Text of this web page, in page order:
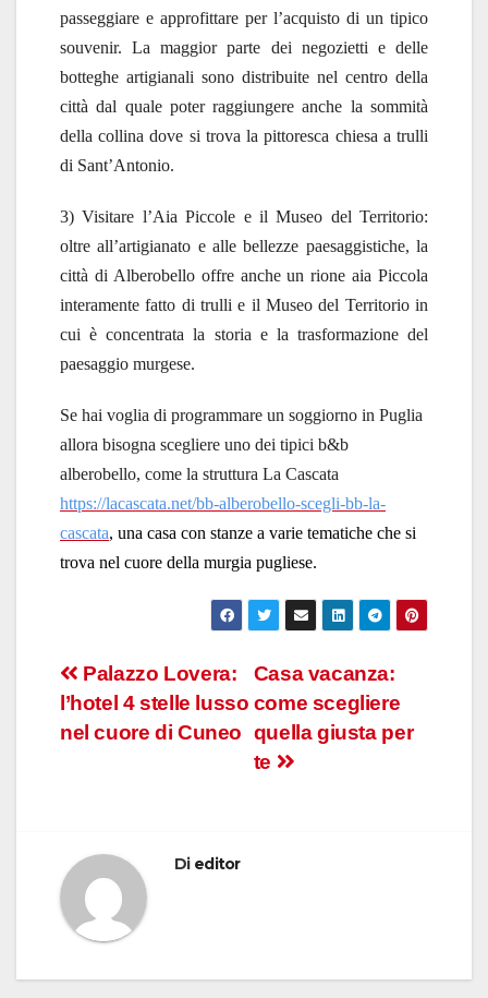
passeggiare e approfittare per l’acquisto di un tipico
souvenir. La maggior parte dei negozietti e delle
botteghe artigianali sono distribuite nel centro della
città dal quale poter raggiungere anche la sommità
della collina dove si trova la pittoresca chiesa a trulli
di Sant’Antonio.
3) Visitare l’Aia Piccole e il Museo del Territorio:
oltre all’artigianato e alle bellezze paesaggistiche, la
città di Alberobello offre anche un rione aia Piccola
interamente fatto di trulli e il Museo del Territorio in
cui è concentrata la storia e la trasformazione del
paesaggio murgese.
Se hai voglia di programmare un soggiorno in Puglia
allora bisogna scegliere uno dei tipici b&b
alberobello, come la struttura La Cascata
https://lacascata.net/bb-alberobello-scegli-bb-la-
cascata, una casa con stanze a varie tematiche che si
trova nel cuore della murgia pugliese.
Navigazione
articoli
Casa vacanza:
come scegliere
quella giusta per
te
Palazzo Lovera:
l’hotel 4 stelle lusso
nel cuore di Cuneo
Di editor